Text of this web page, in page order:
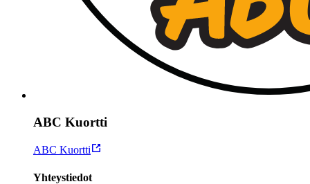
ABC Kuortti
ABC Kuortti
Yhteystiedot